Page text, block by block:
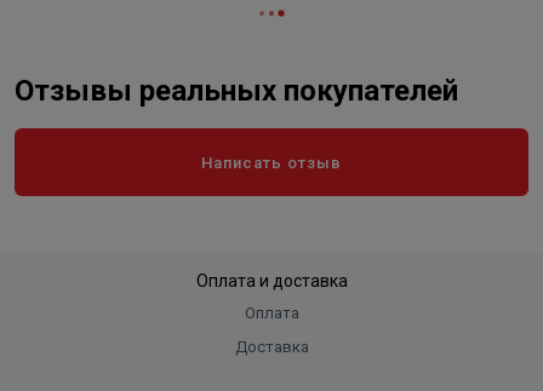
Отзывы реальных покупателей
Написать отзыв
Оплата и доставка
Оплата
Доставка